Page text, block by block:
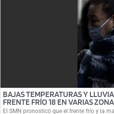
BAJAS TEMPERATURAS Y
FRENTE FRÍO 18 EN VARIAS
El SMN pronosticó que el frente frío y la